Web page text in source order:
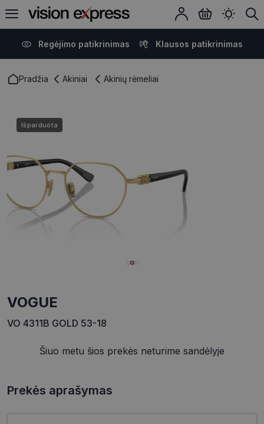
Regėjimo patikrinimas Klausos patikrinimas
Pradžia Akiniai Akinių rėmeliai
Išparduota
VOGUE
VO 4311B GOLD 53-18
Šiuo metu šios prekės neturime sandėlyje
Prekės aprašymas